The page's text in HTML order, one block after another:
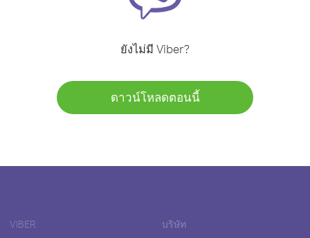
ยังไม่มี Viber?
ดาวน์โหลดตอนนี้
VIBER บริษัท